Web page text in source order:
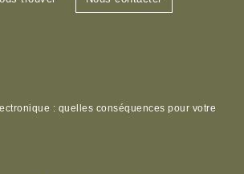
Nous rejoindre
: quelles conséquences pour votre